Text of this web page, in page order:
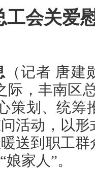
工会关爱
（记者 唐
际，丰南区
策划、统筹
活动，以
送到职工
家人”。